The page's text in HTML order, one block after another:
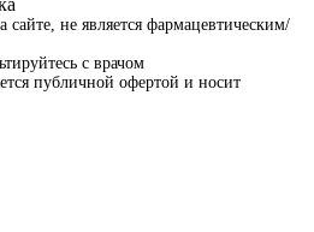
сайте, не является фармацевтическим/
с врачом
публичной офертой и носит